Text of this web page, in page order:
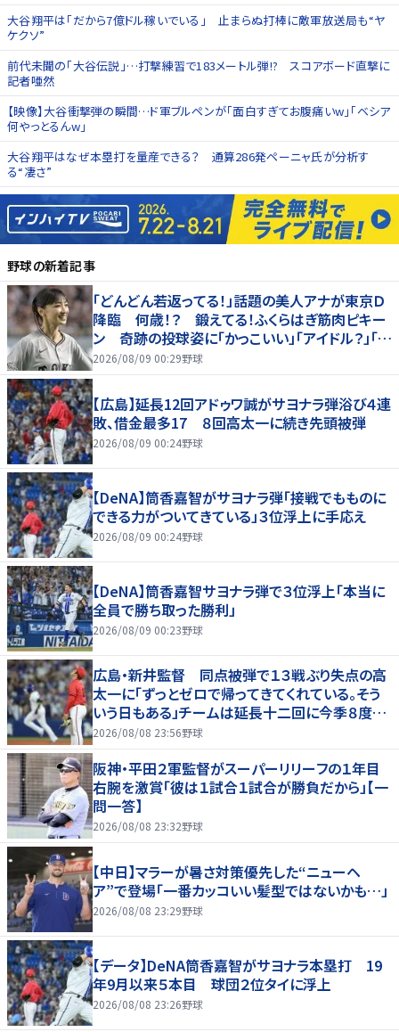
大谷翔平は「だから7億ドル稼いでいる」 止まらぬ打棒に敵軍放送局も“ヤ
ケクソ”
前代未聞の「大谷伝説」…打撃練習で183メートル弾!? スコアボード直撃に
記者唖然
【映像】大谷衝撃弾の瞬間…ド軍ブルペンが「面白すぎてお腹痛いw」「ベシア
何やっとるんw」
大谷翔平はなぜ本塁打を量産できる？ 通算286発ペーニャ氏が分析す
る“凄さ”
野球の新着記事
「どんどん若返ってる！」話題の美人アナが東京Ｄ
降臨 何歳！？ 鍛えてる！ふくらはぎ筋肉ピキー
ン 奇跡の投球姿に「かっこいい」「アイドル？」「女
神」
2026/08/09 00:29野球
【広島】延長12回アドゥワ誠がサヨナラ弾浴び４連
敗、借金最多17 ８回高太一に続き先頭被弾
2026/08/09 00:24野球
【DeNA】筒香嘉智がサヨナラ弾「接戦でもものに
できる力がついてきている」３位浮上に手応え
2026/08/09 00:24野球
【DeNA】筒香嘉智サヨナラ弾で３位浮上「本当に
全員で勝ち取った勝利」
2026/08/09 00:23野球
広島・新井監督 同点被弾で１３戦ぶり失点の高
太一に「ずっとゼロで帰ってきてくれている。そう
いう日もある」チームは延長十二回に今季８度目
サヨナラ負け
2026/08/08 23:56野球
阪神・平田２軍監督がスーパーリリーフの１年目
右腕を激賞「彼は１試合１試合が勝負だから」【一
問一答】
2026/08/08 23:32野球
【中日】マラーが暑さ対策優先した“ニューヘ
ア”で登場「一番カッコいい髪型ではないかも…」
2026/08/08 23:29野球
【データ】DeNA筒香嘉智がサヨナラ本塁打 19
年9月以来５本目 球団２位タイに浮上
2026/08/08 23:26野球